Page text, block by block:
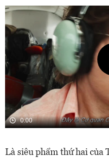
0:00
Là siêu phẩm thứ hai của